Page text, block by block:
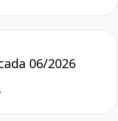
06/2026